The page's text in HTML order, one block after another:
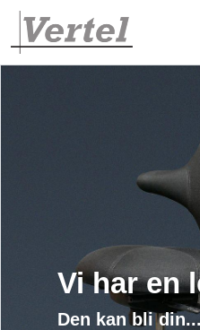
Vi har en
Den kan bli din...